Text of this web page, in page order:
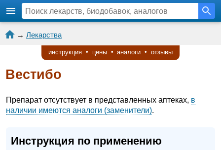
→ Лекарства
инструкция • цены • аналоги • отзывы
Вестибо
Препарат отсутствует в представленных аптеках, в
наличии имеются аналоги (заменители).
Инструкция по применению